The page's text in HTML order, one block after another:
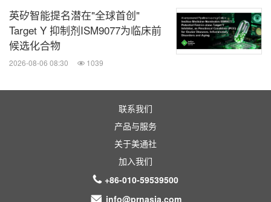
其他专有知识产权保护受到挑战而产生的不确定性，
包括美国诉讼程序中涉及的不确定性；政府、行业及
一般产品定价和其他政治压力；以及传奇生物于2026
至2025年12月31日止年度的20-F表格年度报告中"风
险因素"部分所讨论的其他因素，以及传奇生物向
SEC提交的其他文件。如果上述一项或多项风险或不
确定性成为现实，或者基本假设被证明有误，实际结
果可能与本文预期、相信、估计或期望的描述存在重
英矽智能提名潜在"全球首创"
Target Y 抑制剂ISM9077为临床前
候选化合物
2026-08-06 08:30 1039
联系我们
产品与服务
关于美通社
加入我们
+86-010-59539500
info@prnasia.com